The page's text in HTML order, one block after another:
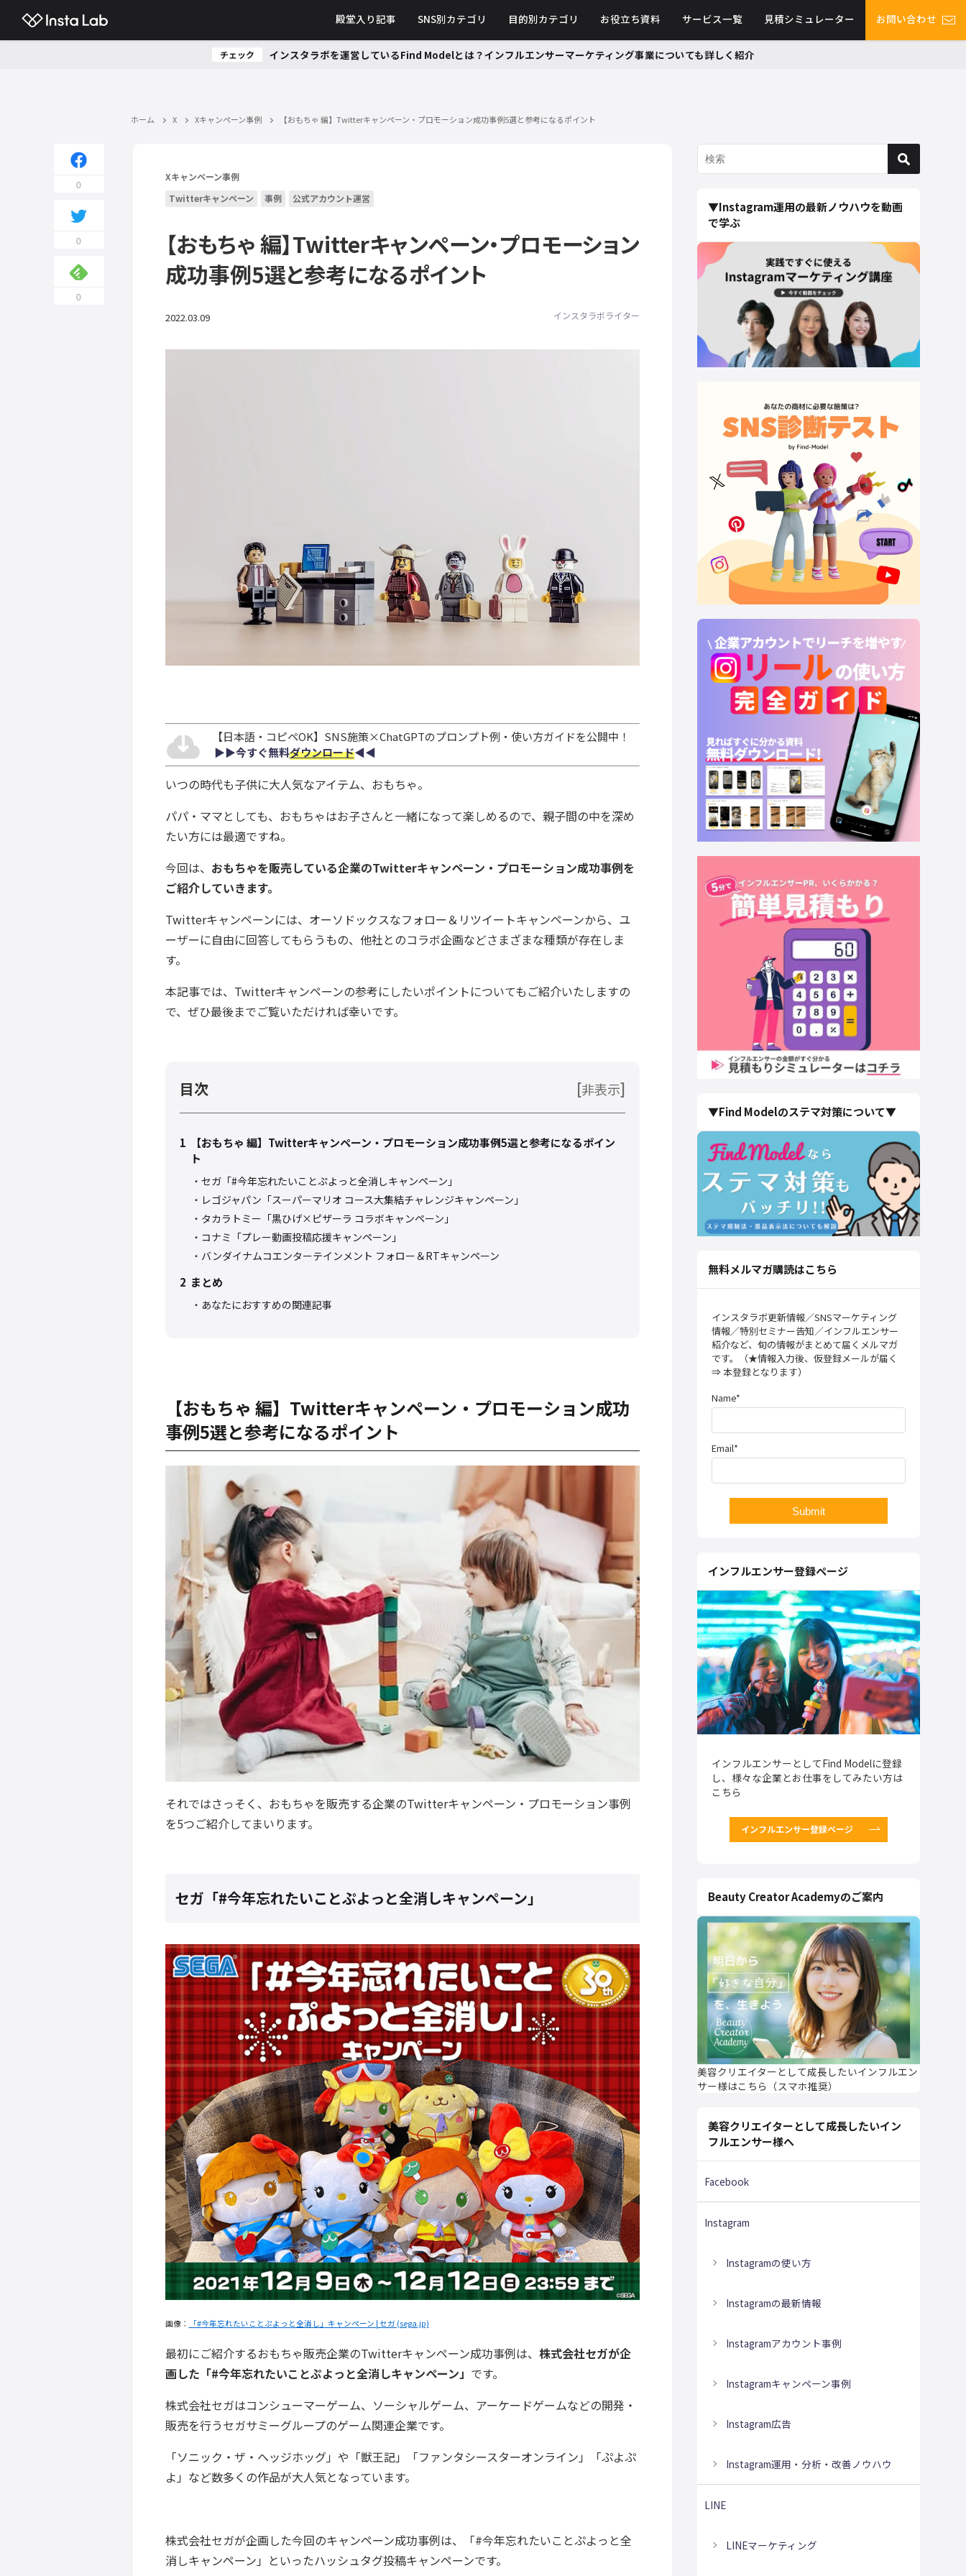
殿堂入り記事 SNS別カテゴリ 目的別カテゴリ お役立ち資料 サービス一覧 見積シミュレーター お問い合わせ
チェック インスタラボを運営しているFind Modelとは？インフルエンサーマーケティング事業についても詳しく紹介
ホーム X Xキャンペーン事例 【おもちゃ 編】Twitterキャンペーン・プロモーション成功事例5選と参考になるポイント
0
0
0
Xキャンペーン事例
Twitterキャンペーン
事例 公式アカウント運営
【おもちゃ 編】Twitterキャンペーン・プロモーション
成功事例5選と参考になるポイント
2022.03.09 インスタラボライター
【日本語・コピペOK】SNS施策×ChatGPTのプロンプト例・使い方ガイドを公開中！
▶︎▶︎今すぐ無料ダウンロード◀︎◀︎
いつの時代も子供に大人気なアイテム、おもちゃ。
パパ・ママとしても、おもちゃはお子さんと一緒になって楽しめるので、親子間の中を深め
たい方には最適ですね。
今回は、 おもちゃを販売している企業のTwitterキャンペーン・プロモーション成功事例を
ご紹介していきます。
Twitterキャンペーンには、オーソドックスなフォロー＆リツイートキャンペーンから、ユ
ーザーに自由に回答してもらうもの、他社とのコラボ企画などさまざまな種類が存在しま
す。
本記事では、Twitterキャンペーンの参考にしたいポイントについてもご紹介いたしますの
で、ぜひ最後までご覧いただければ幸いです。
目次 [非表示]
1
【おもちゃ 編】Twitterキャンペーン・プロモーション成功事例5選と参考になるポイン
ト
セガ「#今年忘れたいことぷよっと全消しキャンペーン」
レゴジャパン「スーパーマリオ コース大集結チャレンジキャンペーン」
タカラトミー「黒ひげ×ピザーラ コラボキャンペーン」
コナミ「プレー動画投稿応援キャンペーン」
バンダイナムコエンターテインメント フォロー＆RTキャンペーン
2 まとめ
あなたにおすすめの関連記事
【おもちゃ 編】Twitterキャンペーン・プロモーション成功
事例5選と参考になるポイント
それではさっそく、おもちゃを販売する企業のTwitterキャンペーン・プロモーション事例
を5つご紹介してまいります。
セガ「#今年忘れたいことぷよっと全消しキャンペーン」
画像： 「#今年忘れたいことぷよっと全消し」キャンペーン | セガ (sega.jp)
最初にご紹介するおもちゃ販売企業のTwitterキャンペーン成功事例は、 株式会社セガが企
画した「#今年忘れたいことぷよっと全消しキャンペーン」 です。
株式会社セガはコンシューマーゲーム、ソーシャルゲーム、アーケードゲームなどの開発・
販売を行うセガサミーグループのゲーム関連企業です。
「ソニック・ザ・ヘッジホッグ」や「獣王記」「ファンタシースターオンライン」「ぷよぷ
よ」など数多くの作品が大人気となっています。
株式会社セガが企画した今回のキャンペーン成功事例は、「#今年忘れたいことぷよっと全
消しキャンペーン」といったハッシュタグ投稿キャンペーンです。
▼Instagram運用の最新ノウハウを動画
で学ぶ
▼Find Modelのステマ対策について▼
無料メルマガ購読はこちら
インスタラボ更新情報／SNSマーケティング
情報／特別セミナー告知／インフルエンサー
紹介など、旬の情報がまとめて届くメルマガ
です。（★情報入力後、仮登録メールが届く
⇒ 本登録となります）
Name*
Email*
インフルエンサー登録ページ
インフルエンサーとしてFind Modelに登録
し、様々な企業とお仕事をしてみたい方は
こちら
インフルエンサー登録ページ
Beauty Creator Academyのご案内
美容クリエイターとして成長したいインフルエン
サー様はこちら（スマホ推奨）
美容クリエイターとして成長したいイン
フルエンサー様へ
Facebook
Instagram
Instagramの使い方
Instagramの最新情報
Instagramアカウント事例
Instagramキャンペーン事例
Instagram広告
Instagram運用・分析・改善ノウハウ
LINE
LINEマーケティング